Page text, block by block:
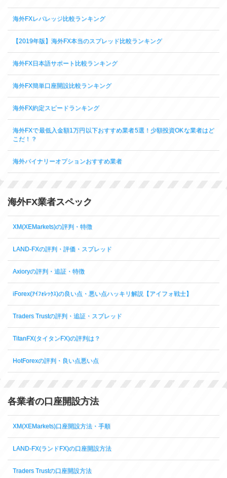
海外FXレバレッジ比較ランキング
【2019年版】海外FX本当のスプレッド比較ランキング
海外FX日本語サポート比較ランキング
海外FX簡単口座開設比較ランキング
海外FX約定スピードランキング
海外FXで最低入金額1万円以下おすすめ業者5選！少額投資OKな業者はど
こだ！？
海外バイナリーオプションおすすめ業者
海外FX業者スペック
XM(XEMarkets)の評判・特徴
LAND-FXの評判・評価・スプレッド
Axioryの評判・追証・特徴
iForex(ｱｲﾌｫﾚｯｸｽ)の良い点・悪い点ハッキリ解説【アイフォ戦士】
Traders Trustの評判・追証・スプレッド
TitanFX(タイタンFX)の評判は？
HotForexの評判・良い点悪い点
各業者の口座開設方法
XM(XEMarkets)口座開設方法・手順
LAND-FX(ランドFX)の口座開設方法
Traders Trustの口座開設方法